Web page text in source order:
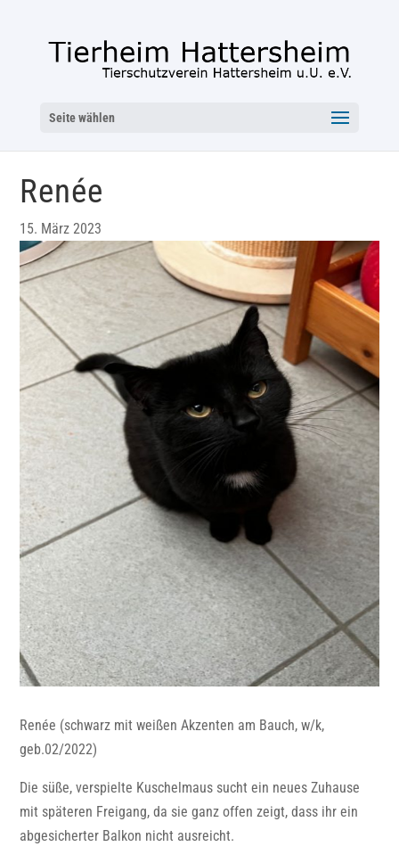
Seite wählen
Renée
15. März 2023
Renée (schwarz mit weißen Akzenten am Bauch, w/k,
geb.02/2022)
Die süße, verspielte Kuschelmaus sucht ein neues Zuhause
mit späteren Freigang, da sie ganz offen zeigt, dass ihr ein
abgesicherter Balkon nicht ausreicht.